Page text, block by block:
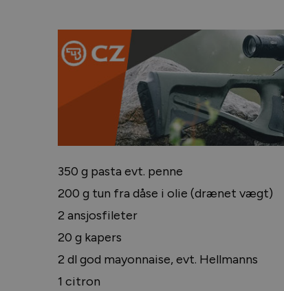
350 g pasta evt. penne
200 g tun fra dåse i olie (drænet vægt)
2 ansjosfileter
20 g kapers
2 dl god mayonnaise, evt. Hellmanns
1 citron